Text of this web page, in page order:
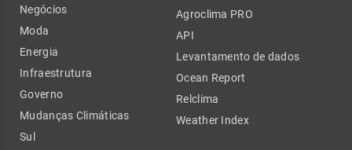
Negócios
Moda
Energia
Infraestrutura
Governo
Mudanças Climáticas
Sul
Agroclima PRO
API
Levantamento de dados
Ocean Report
Relclima
Weather Index